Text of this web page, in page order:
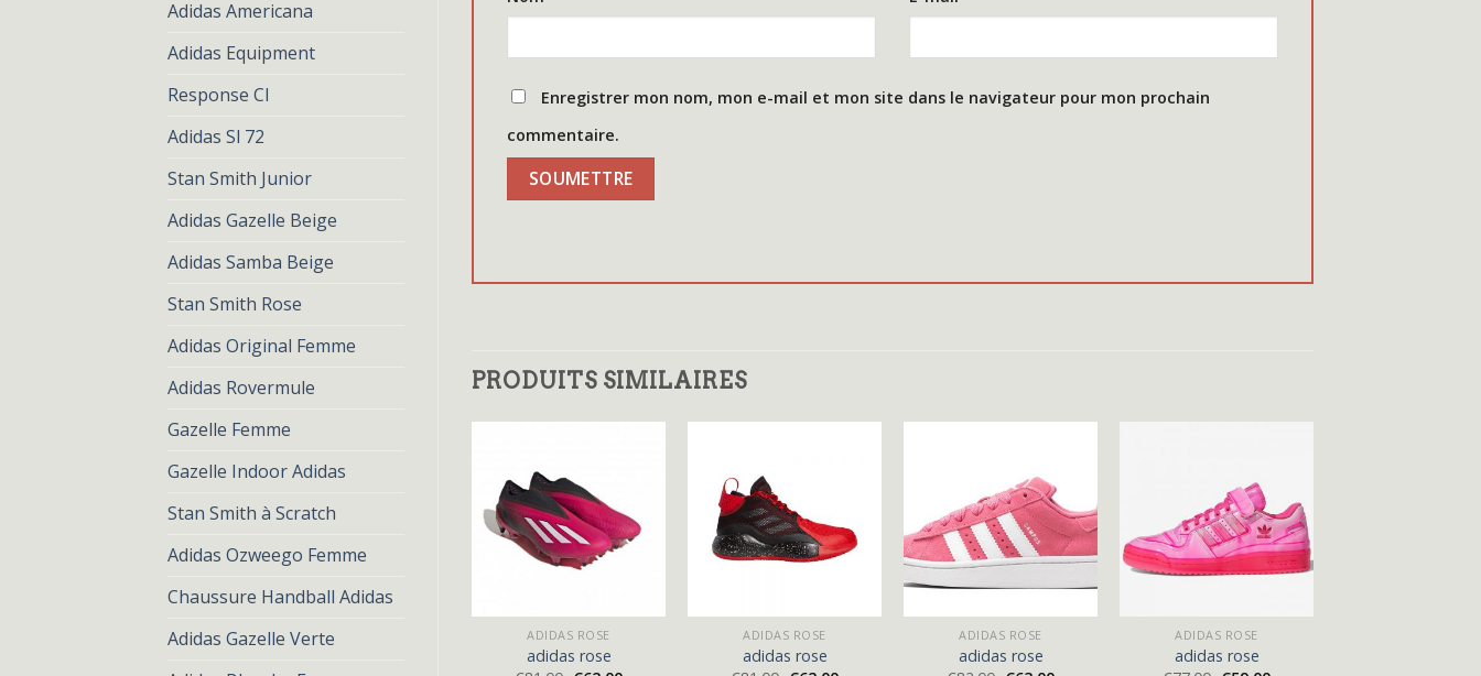
Adidas Americana
Adidas Equipment
Response Cl
Adidas Sl 72
Stan Smith Junior
Adidas Gazelle Beige
Adidas Samba Beige
Stan Smith Rose
Adidas Original Femme
Adidas Rovermule
Gazelle Femme
Gazelle Indoor Adidas
Stan Smith à Scratch
Adidas Ozweego Femme
Chaussure Handball Adidas
Adidas Gazelle Verte
Enregistrer mon nom, mon e-mail et mon site dans le navigateur pour mon prochain
commentaire.
PRODUITS SIMILAIRES
ADIDAS ROSE
adidas rose
ADIDAS ROSE
adidas rose
ADIDAS ROSE
adidas rose
ADIDAS ROSE
adidas rose
ADIDAS ROSE ADIDAS ROSE